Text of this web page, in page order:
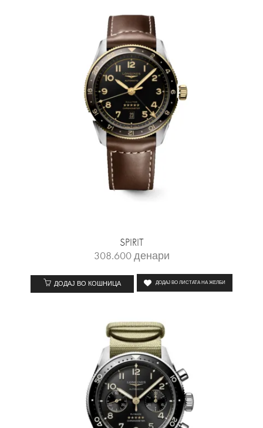
SPIRIT
308.600денари
ДОДАЈ ВО КОШНИЦА ДОДАЈ ВО ЛИСТАТА НА ЖЕЛБИ